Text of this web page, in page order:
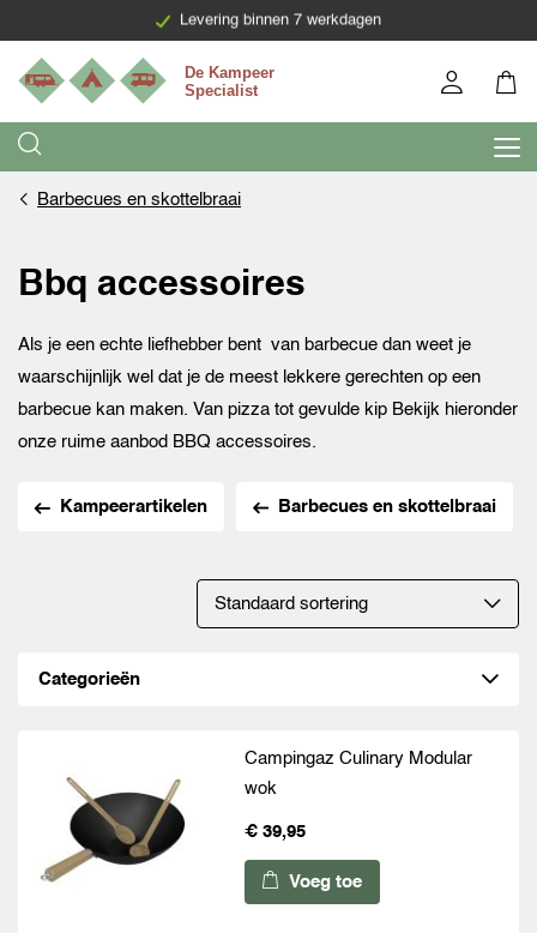
Levering binnen 7 werkdagen
Barbecues en skottelbraai
Bbq accessoires
Als je een echte liefhebber bent van barbecue dan weet je
waarschijnlijk wel dat je de meest lekkere gerechten op een
barbecue kan maken. Van pizza tot gevulde kip Bekijk hieronder
onze ruime aanbod BBQ accessoires.
Kampeerartikelen Barbecues en skottelbraai
Categorieën
Campingaz Culinary Modular
wok
€ 39,95
Voeg toe